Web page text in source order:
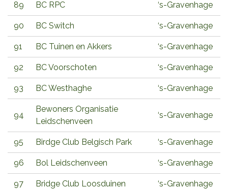
89 BC RPC ‘s-Gravenhage
90 BC Switch ‘s-Gravenhage
91 BC Tuinen en Akkers ‘s-Gravenhage
92 BC Voorschoten ‘s-Gravenhage
93 BC Westhaghe ‘s-Gravenhage
94
Bewoners Organisatie
Leidschenveen
‘s-Gravenhage
95 Birdge Club Belgisch Park ‘s-Gravenhage
96 Bol Leidschenveen ‘s-Gravenhage
97 Bridge Club Loosduinen ‘s-Gravenhage